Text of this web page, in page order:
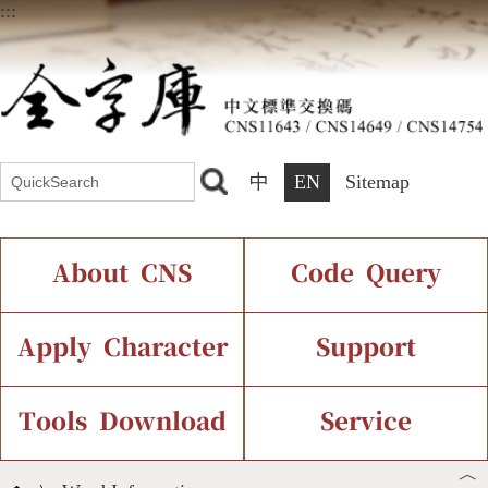
:::
中 EN Sitemap
About CNS
Introduction Current Status
Chinese Code Status
Code Query
IDS Query
Components Query
Apply Character
Application Process
Support
Font Instant Display
Tools Download Service
︿